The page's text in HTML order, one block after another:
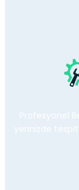
Profesyonel
yerinizde